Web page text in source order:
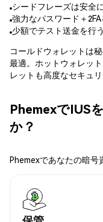
シードフレーズは安全
強力なパスワード＋2FA
少額でテスト送金を行う
コールドウォレットは
最適。ホットウォレッ
レットも高度なセキュ
PhemexでIUS
か？
Phemexであなたの暗号